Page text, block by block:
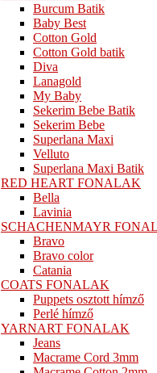
Burcum Batik
Baby Best
Cotton Gold
Cotton Gold batik
Diva
Lanagold
My Baby
Sekerim Bebe Batik
Sekerim Bebe
Superlana Maxi
Velluto
Superlana Maxi Batik
RED HEART FONALAK
Bella
Lavinia
SCHACHENMAYR
Bravo
Bravo color
Catania
COATS FONALAK
Puppets osztott hímző
Perlé hímző
YARNART FONALAK
Jeans
Macrame Cord 3mm